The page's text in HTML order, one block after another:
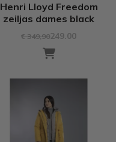
Henri Lloyd Freedom
zeiljas dames black
€ 349,90249.00